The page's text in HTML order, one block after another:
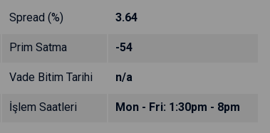
Spread (%) 3.64
Prim Satma -54
Vade Bitim Tarihi n/a
İşlem Saatleri Mon - Fri: 1:30pm - 8pm